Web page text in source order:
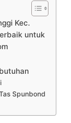
Kec.
untuk
Spunbond